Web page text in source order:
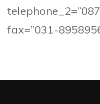
fax=”031-